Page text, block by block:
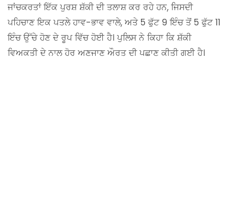
ਜਾਂਚਕਰਤਾਂ ਇੱਕ ਪੁਰਸ਼ ਸ਼ੱਕੀ ਦੀ ਤਲਾਸ਼ ਕਰ ਰਹੇ ਹਨ, ਜਿਸਦੀ
ਪਹਿਚਾਣ ਇਕ ਪਤਲੇ ਹਾਵ-ਭਾਵ ਵਾਲੇ, ਅਤੇ 5 ਫੁੱਟ 9 ਇੰਚ ਤੋਂ 5 ਫੁੱਟ 11
ਇੰਚ ਉੱਚੇ ਹੋਣ ਦੇ ਰੂਪ ਵਿੱਚ ਹੋਈ ਹੈ। ਪੁਲਿਸ ਨੇ ਕਿਹਾ ਕਿ ਸ਼ੱਕੀ
ਵਿਅਕਤੀ ਦੇ ਨਾਲ ਹੋਰ ਅਣਜਾਣ ਔਰਤ ਦੀ ਪਛਾਣ ਕੀਤੀ ਗਈ ਹੈ।